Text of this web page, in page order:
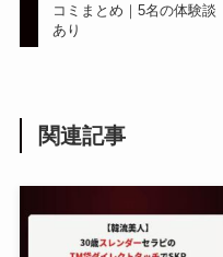
コミまとめ｜5名の体験談
あり
関連記事